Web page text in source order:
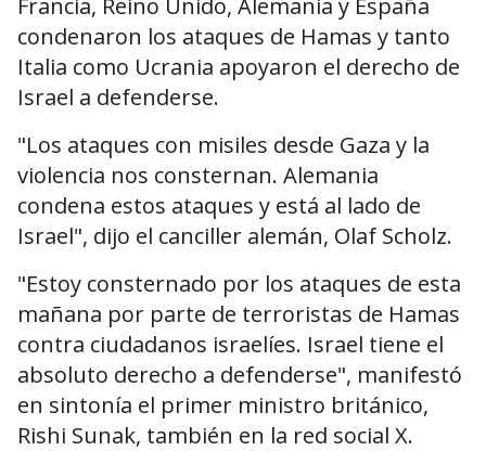
condenaron los ataques de Hamas y tanto
Italia como Ucrania apoyaron el derecho de
Israel a defenderse.
"Los ataques con misiles desde Gaza y la
violencia nos consternan. Alemania
condena estos ataques y está al lado de
Israel", dijo el canciller alemán, Olaf Scholz.
"Estoy consternado por los ataques de esta
mañana por parte de terroristas de Hamas
contra ciudadanos israelíes. Israel tiene el
absoluto derecho a defenderse", manifestó
en sintonía el primer ministro británico,
Rishi Sunak, también en la red social X.